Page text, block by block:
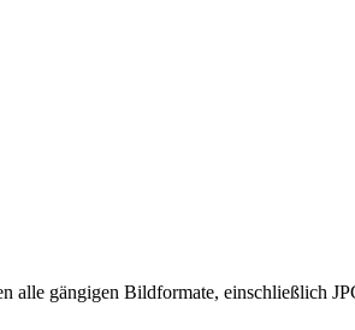
alle gängigen Bildformate, einschließlich